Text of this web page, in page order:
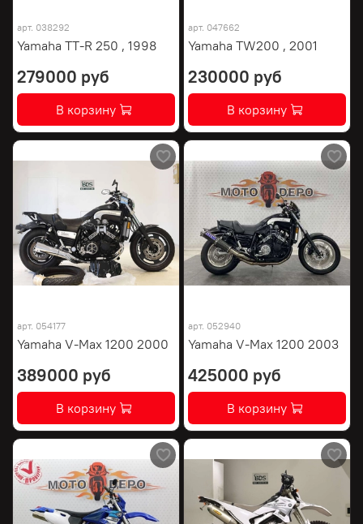
арт. 038292
Yamaha TT-R 250 , 1998
279000 руб
В корзину
арт. 047662
Yamaha TW200 , 2001
230000 руб
В корзину
арт. 054177
Yamaha V-Max 1200 2000
389000 руб
В корзину
арт. 052940
Yamaha V-Max 1200 2003
425000 руб
В корзину